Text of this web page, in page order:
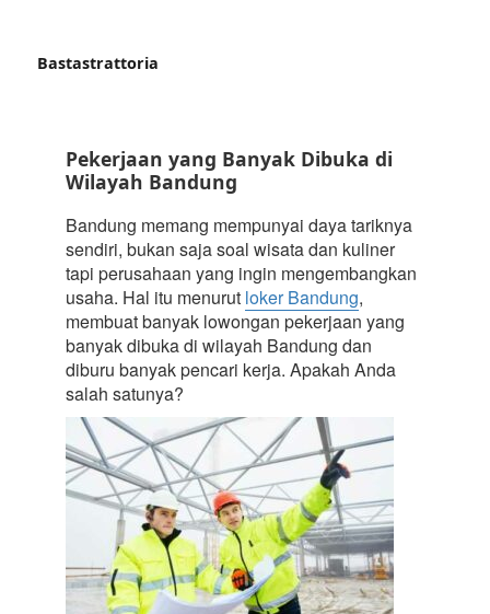
Bastastrattoria
Pekerjaan yang Banyak Dibuka di
Wilayah Bandung
Bandung memang mempunyai daya tariknya
sendiri, bukan saja soal wisata dan kuliner
tapi perusahaan yang ingin mengembangkan
usaha. Hal itu menurut loker Bandung,
membuat banyak lowongan pekerjaan yang
banyak dibuka di wilayah Bandung dan
diburu banyak pencari kerja. Apakah Anda
salah satunya?